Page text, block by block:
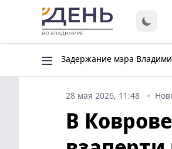
Задержание мэра
28 мая 2026, 11:48
В